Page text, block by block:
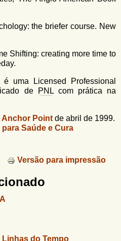
the briefer course. New
Shifting: creating more time to
é uma Licensed Professional
de
PNLcom prática na
Anchor Point de abril de 1999.
Saúde e Cura
Versão para impressão
do Tempo